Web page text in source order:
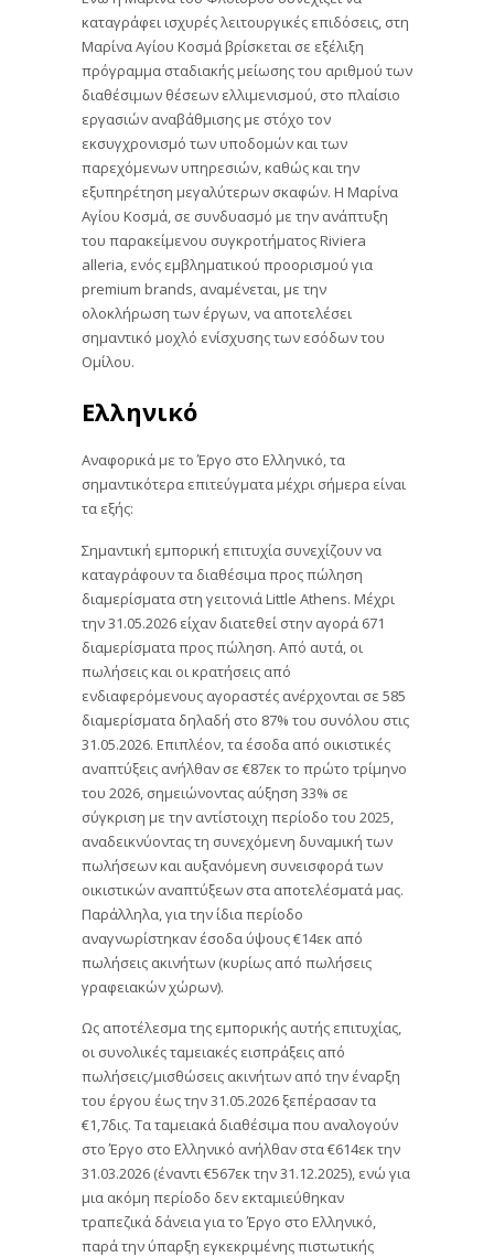
καταγράφει ισχυρές λειτουργικές επιδόσεις, στη
Μαρίνα Αγίου Κοσμά βρίσκεται σε εξέλιξη
πρόγραμμα σταδιακής μείωσης του αριθμού των
διαθέσιμων θέσεων ελλιμενισμού, στο πλαίσιο
εργασιών αναβάθμισης με στόχο τον
εκσυγχρονισμό των υποδομών και των
παρεχόμενων υπηρεσιών, καθώς και την
εξυπηρέτηση μεγαλύτερων σκαφών. Η Μαρίνα
Αγίου Κοσμά, σε συνδυασμό με την ανάπτυξη
του παρακείμενου συγκροτήματος Riviera
alleria, ενός εμβληματικού προορισμού για
premium brands, αναμένεται, με την
ολοκλήρωση των έργων, να αποτελέσει
σημαντικό μοχλό ενίσχυσης των εσόδων του
Ομίλου.
Ελληνικό
Αναφορικά με το Έργο στο Ελληνικό, τα
σημαντικότερα επιτεύγματα μέχρι σήμερα είναι
τα εξής:
Σημαντική εμπορική επιτυχία συνεχίζουν να
καταγράφουν τα διαθέσιμα προς πώληση
διαμερίσματα στη γειτονιά Little Athens. Μέχρι
την 31.05.2026 είχαν διατεθεί στην αγορά 671
διαμερίσματα προς πώληση. Από αυτά, οι
πωλήσεις και οι κρατήσεις από
ενδιαφερόμενους αγοραστές ανέρχονται σε 585
διαμερίσματα δηλαδή στο 87% του συνόλου στις
31.05.2026. Επιπλέον, τα έσοδα από οικιστικές
αναπτύξεις ανήλθαν σε €87εκ το πρώτο τρίμηνο
του 2026, σημειώνοντας αύξηση 33% σε
σύγκριση με την αντίστοιχη περίοδο του 2025,
αναδεικνύοντας τη συνεχόμενη δυναμική των
πωλήσεων και αυξανόμενη συνεισφορά των
οικιστικών αναπτύξεων στα αποτελέσματά μας.
Παράλληλα, για την ίδια περίοδο
αναγνωρίστηκαν έσοδα ύψους €14εκ από
πωλήσεις ακινήτων (κυρίως από πωλήσεις
γραφειακών χώρων).
Ως αποτέλεσμα της εμπορικής αυτής επιτυχίας,
οι συνολικές ταμειακές εισπράξεις από
πωλήσεις/μισθώσεις ακινήτων από την έναρξη
του έργου έως την 31.05.2026 ξεπέρασαν τα
€1,7δις. Τα ταμειακά διαθέσιμα που αναλογούν
στο Έργο στο Ελληνικό ανήλθαν στα €614εκ την
31.03.2026 (έναντι €567εκ την 31.12.2025), ενώ για
μια ακόμη περίοδο δεν εκταμιεύθηκαν
τραπεζικά δάνεια για το Έργο στο Ελληνικό,
παρά την ύπαρξη εγκεκριμένης πιστωτικής